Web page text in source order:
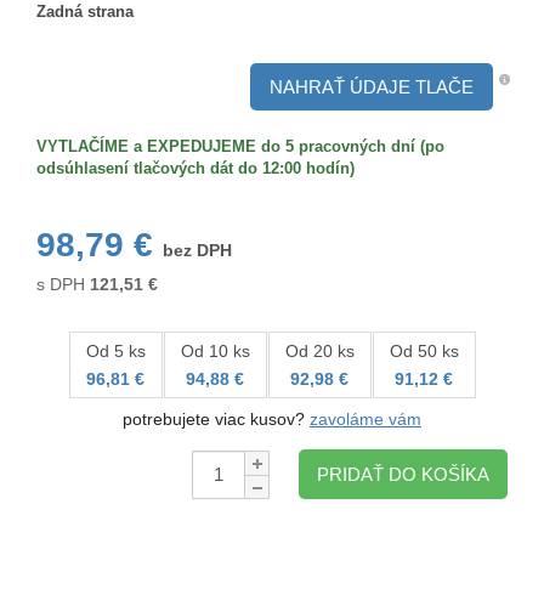
Zadná strana
NAHRAŤ ÚDAJE TLAČE
VYTLAČÍME a EXPEDUJEME do 5 pracovných dní (po
odsúhlasení tlačových dát do 12:00 hodín)
98,79 €
bez DPH
s DPH 121,51 €
Od 5 ks
96,81 €
Od 10 ks
94,88 €
Od 20 ks
92,98 €
Od 50 ks
91,12 €
potrebujete viac kusov? zavoláme vám
Množstvo:
PRIDAŤ DO KOŠÍKA